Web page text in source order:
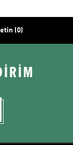
(0)